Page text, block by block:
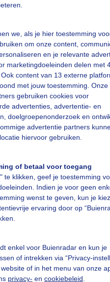
we, als je hier toestemming
om onze content,
en je relevante
marketingdoeleinden delen met
content van 13 externe
met jouw toestemming. Onze
gebruiken cookies voor
advertenties, advertentie- en
doelgroepenonderzoek en
advertentie partners
hiervoor gebruiken.
of betaal voor toegang
te klikken, geef je toestemming
Indien je voor geen
wenst te geven, kun je
ervaring door op
enkel voor Buienradar en kun je
of intrekken via “Privacy-
of in het menu van onze
privacy- en cookiebeleid
Mijn weer
De Bilt